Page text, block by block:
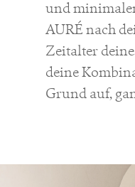
und
AURÉ nach
Zeitalter
deine
Grund auf,